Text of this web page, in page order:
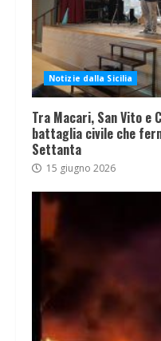
Notizie dalla Sicilia
Tra Macari, San Vito e
battaglia civile che
Settanta
15 giugno 2026